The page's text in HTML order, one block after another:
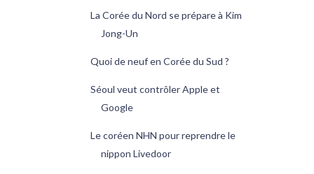
La Corée du Nord se prépare à Kim
Jong-Un
Quoi de neuf en Corée du Sud ?
Séoul veut contrôler Apple et
Google
Le coréen NHN pour reprendre le
nippon Livedoor